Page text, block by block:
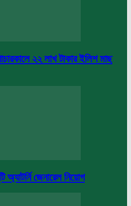
২২ লাখ টাকার ইলিশ মাছ
অ্যাটর্নি জেনারেল নিয়োগ